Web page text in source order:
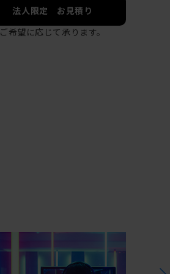
法人限定 お見積り
ご希望に応じて承ります。